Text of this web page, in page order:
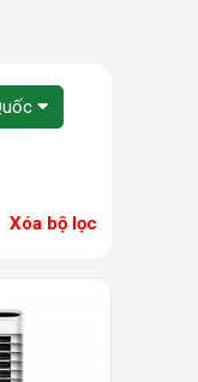
Xóa bộ lọc